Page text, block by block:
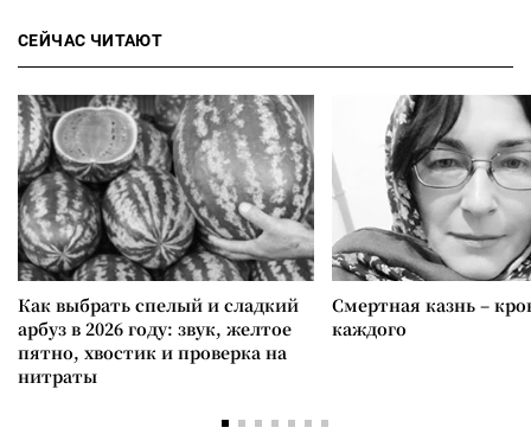
СЕЙЧАС ЧИТАЮТ
Как выбрать спелый и сладкий
арбуз в 2026 году: звук, желтое
пятно, хвостик и проверка на
нитраты
Смертная казнь –
каждого